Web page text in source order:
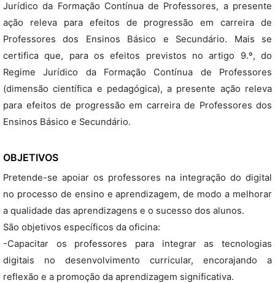
Jurídico da Formação Contínua de Professores, a presente
ação releva para efeitos de progressão em carreira de
Professores dos Ensinos Básico e Secundário. Mais se
certifica que, para os efeitos previstos no artigo 9.º, do
Regime Jurídico da Formação Contínua de Professores
(dimensão científica e pedagógica), a presente ação releva
para efeitos de progressão em carreira de Professores dos
Ensinos Básico e Secundário.
OBJETIVOS
Pretende-se apoiar os professores na integração do digital
no processo de ensino e aprendizagem, de modo a melhorar
a qualidade das aprendizagens e o sucesso dos alunos.
São objetivos específicos da oficina:
-Capacitar os professores para integrar as tecnologias
digitais no desenvolvimento curricular, encorajando a
reflexão e a promoção da aprendizagem significativa.